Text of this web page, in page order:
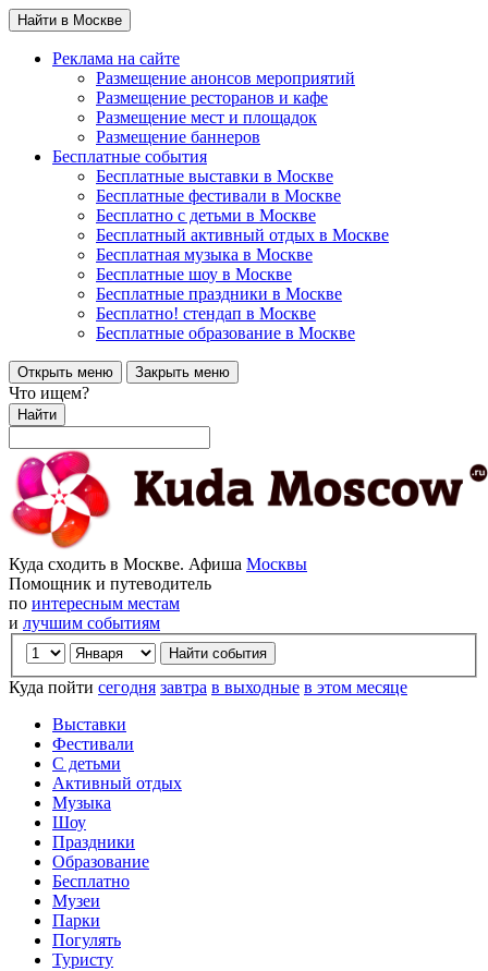
Найти в Москве
Реклама на сайте
Размещение анонсов мероприятий
Размещение ресторанов и кафе
Размещение мест и площадок
Размещение баннеров
Бесплатные события
Бесплатные выставки в Москве
Бесплатные фестивали в Москве
Бесплатно с детьми в Москве
Бесплатный активный отдых в Москве
Бесплатная музыка в Москве
Бесплатные шоу в Москве
Бесплатные праздники в Москве
Бесплатно! стендап в Москве
Бесплатные образование в Москве
Открыть меню Закрыть меню
Что ищем?
Найти
Куда сходить в Москве. Афиша Москвы
Помощник и путеводитель
по интересным местам
и лучшим событиям
Куда пойти сегодня завтра в выходные в этом месяце
Выставки
Фестивали
С детьми
Активный отдых
Музыка
Шоу
Праздники
Образование
Бесплатно
Музеи
Парки
Погулять
Туристу